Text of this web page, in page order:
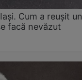
Cum a reușit un
facă nevăzut